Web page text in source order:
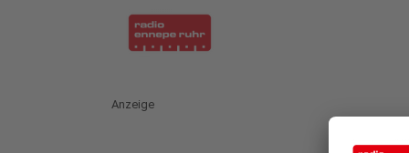
Anzeige